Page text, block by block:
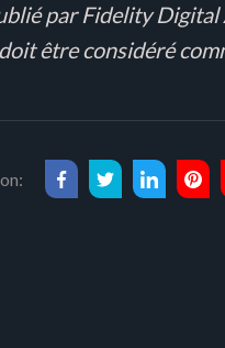
par Fidelity
être considéré